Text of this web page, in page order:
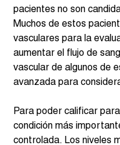
pacientes no son
Muchos de estos
vasculares para la
aumentar el flujo de
vascular de algunos de
avanzada para
Para poder calificar
condición más
controlada. Los niveles